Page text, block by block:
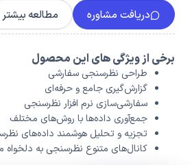
دریافت مشاوره مطالعه بیشتر
برخی از ویژگی های این محصول
طراحی نظرسنجی سفارشی
گزارش‌گیری جامع و حرفه‌ای
سفارشی‌سازی نرم افزار نظرسنجی
جمع‌آوری داده‌ها با روش‌های مختلف
تجزیه و تحلیل هوشمند داده‌های
کانال‌های متنوع نظرسنجی به دلخواه